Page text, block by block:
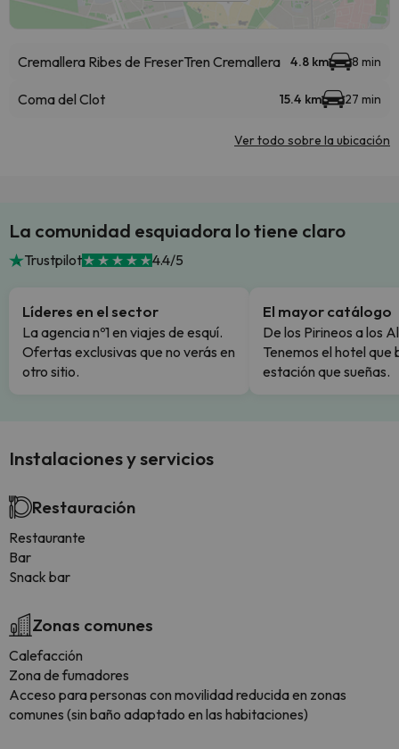
Cremallera Ribes de FreserTren Cremallera 4.8 km 8 min
Coma del Clot 15.4 km 27 min
Ver todo sobre la ubicación
La comunidad esquiadora lo tiene claro
Trustpilot 4.4/5
Líderes en el sector
La agencia nº1 en viajes de esquí.
Ofertas exclusivas que no verás en
otro sitio.
El mayor catálogo
De los Pirineos a los
Tenemos el hotel que
estación que sueñas.
Instalaciones y servicios
Restauración
Restaurante
Bar
Snack bar
Zonas comunes
Calefacción
Zona de fumadores
Acceso para personas con movilidad reducida en zonas
comunes (sin baño adaptado en las habitaciones)